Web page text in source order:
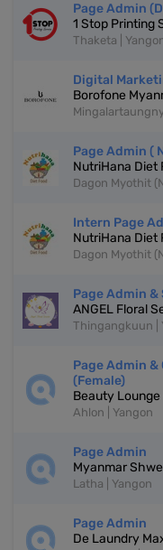
Page Admin
1 Stop Printing
Thaketa |
Digital
Borofone
Page Admin (
NutriHana Diet
Dagon Myothit
Intern Page
NutriHana Diet
Dagon Myothit
Page Admin
ANGEL Floral
Thingangkuun |
Page Admin
(Female)
Beauty
Ahlon | Yangon
Page Admin
Myanmar
Latha | Yangon
Page Admin
De Laundry